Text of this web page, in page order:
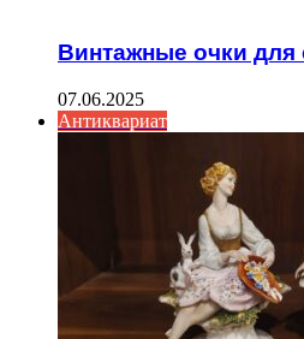
Винтажные очки для
07.06.2025
Антиквариат